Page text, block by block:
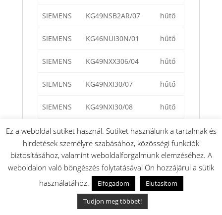
SIEMENS KG49NSB2AR/07 hűtő
SIEMENS KG46NUI30N/01 hűtő
SIEMENS KG49NXX306/04 hűtő
SIEMENS KG49NXI30/07 hűtő
SIEMENS KG49NXI30/08 hűtő
SIEMENS KG49NXI30/09 hűtő
SIEMENS KG46NXI30U/09 hűtő
KG46NXI30U/08 hűtő
KG49NAI40/09
Ez a weboldal sütiket használ. Sütiket használunk a tartalmak és
hirdetések személyre szabásához, közösségi funkciók
biztosításához, valamint weboldalforgalmunk elemzéséhez. A
weboldalon való böngészés folytatásával Ön hozzájárul a sütik
használatához.
Elfogadom
Elutasítom
Tudjon meg többet!